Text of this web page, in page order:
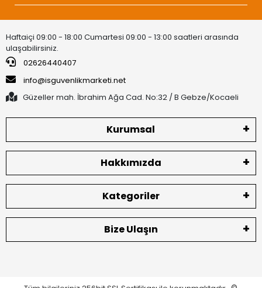
Haftaiçi 09:00 - 18:00 Cumartesi 09:00 - 13:00 saatleri arasında
ulaşabilirsiniz.
02626440407
info@isguvenlikmarketi.net
Güzeller mah. İbrahim Ağa Cad. No:32 / B Gebze/Kocaeli
Kurumsal
Hakkımızda
Kategoriler
Bize Ulaşın